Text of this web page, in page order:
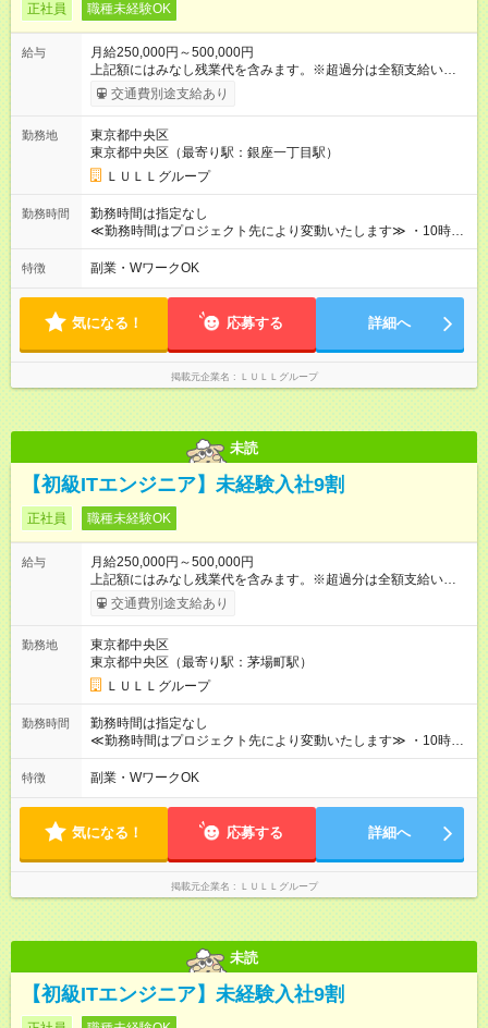
正社員 職種未経験OK
給与
月給250,000円～500,000円
上記額にはみなし残業代を含みます。※超過分は全額支給いたし
ます。 みなし残業代 21,675円／月 みなし残業時間 12時間／月 -
------------------------------------------------------- ≪経験者の方は以下と
万円～＋業績賞与＋交通費＋各種手当 ※固定残業代（30時間/6
万6，610円分）を含む。超過分は追加支給いたします 能力やス
キルを考慮し初任給を決定。経験者の方は前給考慮も可能で
す！ ◎昇給年1回（研修終了後） ◎賞与年2回（2月・8月）＋業
績賞与あり ◤スキルアップも、収入アップも。◢ 入社後の成長
や頑張りは、しっかり給与で還元しています。 実際にほぼ全員
上アップした社員も。 エンジニアへの還元率は業界高水準の
87％。 スキルを磨いた分だけ、収入アップも目指せる環境で
す！ 【試用期間】試用期間あり 試用期間の長さ：6ヶ月 ※ 雇用
形態と給与に、本採用時と異なる部分があります。 雇用形態：
中途採用（契約社員） 給与：月給 230,000円以上 上記額にはみ
なし残業代を含みます。※超過分は全額支給いたします。 みな
別途支給いたします ※研修期間中（最大12ヶ月間）も、試用期
交通費別途支給あり
勤務地
東京都中央区
東京都中央区（最寄り駅：銀座一丁目駅）
ＬＵＬＬグループ
勤務時間
勤務時間は指定なし
≪勤務時間はプロジェクト先により変動いたします≫ ・10時00
分～19時00分（休憩1時間） ・9時00分～18時00分（休憩1時
間） ＼平日夜も、ちゃんと「自分時間」がつくれます／ 残業は
やサウナなど、 趣味の時間を楽しむ社員も多くいます◎
特徴 副業・WワークOK
気になる！ 応募する 詳細へ
掲載元企業名 ＬＵＬＬグループ
未読
【初級ITエンジニア】未経験入社9割
正社員 職種未経験OK
給与
月給250,000円～500,000円
上記額にはみなし残業代を含みます。※超過分は全額支給いたし
ます。 みなし残業代 21,675円／月 みなし残業時間 12時間／月 -
------------------------------------------------------- ≪経験者の方は以下と
万円～＋業績賞与＋交通費＋各種手当 ※固定残業代（30時間/6
万6，610円分）を含む。超過分は追加支給いたします 能力やス
キルを考慮し初任給を決定。経験者の方は前給考慮も可能で
す！ ◎昇給年1回（研修終了後） ◎賞与年2回（2月・8月）＋業
績賞与あり ◤スキルアップも、収入アップも。◢ 入社後の成長
や頑張りは、しっかり給与で還元しています。 実際にほぼ全員
上アップした社員も。 エンジニアへの還元率は業界高水準の
87％。 スキルを磨いた分だけ、収入アップも目指せる環境で
す！ 【試用期間】試用期間あり 試用期間の長さ：6ヶ月 ※ 雇用
形態と給与に、本採用時と異なる部分があります。 雇用形態：
中途採用（契約社員） 給与：月給 230,000円以上 上記額にはみ
なし残業代を含みます。※超過分は全額支給いたします。 みな
別途支給いたします ※研修期間中（最大12ヶ月間）も、試用期
交通費別途支給あり
勤務地
東京都中央区
東京都中央区（最寄り駅：茅場町駅）
ＬＵＬＬグループ
勤務時間
勤務時間は指定なし
≪勤務時間はプロジェクト先により変動いたします≫ ・10時00
分～19時00分（休憩1時間） ・9時00分～18時00分（休憩1時
間） ＼平日夜も、ちゃんと「自分時間」がつくれます／ 残業は
やサウナなど、 趣味の時間を楽しむ社員も多くいます◎
特徴 副業・WワークOK
気になる！ 応募する 詳細へ
掲載元企業名 ＬＵＬＬグループ
未読
【初級ITエンジニア】未経験入社9割